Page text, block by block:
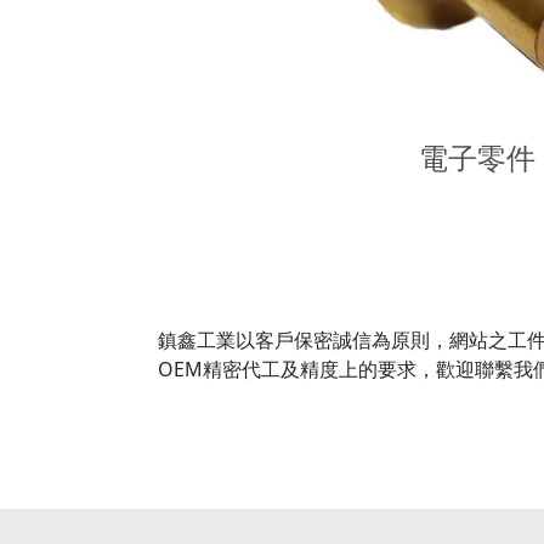
電子零件
鎮鑫工業以客戶保密誠信為原則，網站之工
OEM精密代工及精度上的要求，歡迎聯繫我